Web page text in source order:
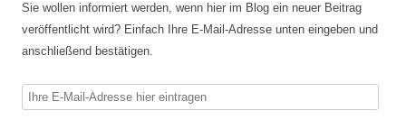
Sie wollen informiert werden, wenn hier im Blog ein neuer Beitrag
veröffentlicht wird? Einfach Ihre E-Mail-Adresse unten eingeben und
anschließend bestätigen.
Ihre